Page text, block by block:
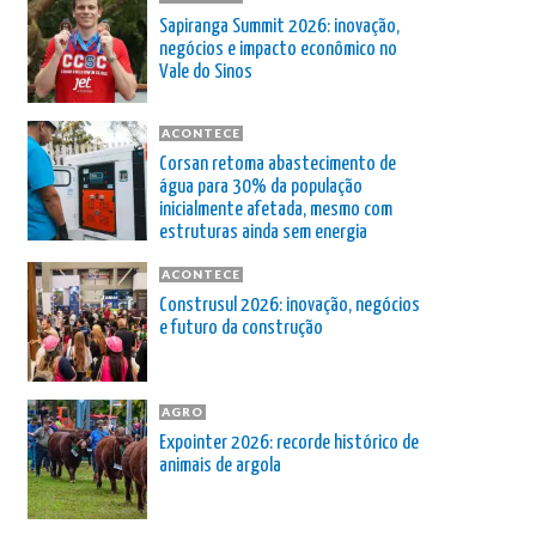
Sapiranga Summit 2026: inovação,
negócios e impacto econômico no
Vale do Sinos
ACONTECE
Corsan retoma abastecimento de
água para 30% da população
inicialmente afetada, mesmo com
estruturas ainda sem energia
ACONTECE
Construsul 2026: inovação, negócios
e futuro da construção
AGRO
Expointer 2026: recorde histórico de
animais de argola